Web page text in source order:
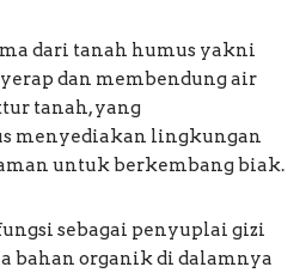
dari tanah humus yakni
dan membendung air
tanah, yang
menyediakan lingkungan
untuk berkembang biak.
sebagai penyuplai gizi
bahan organik di dalamnya